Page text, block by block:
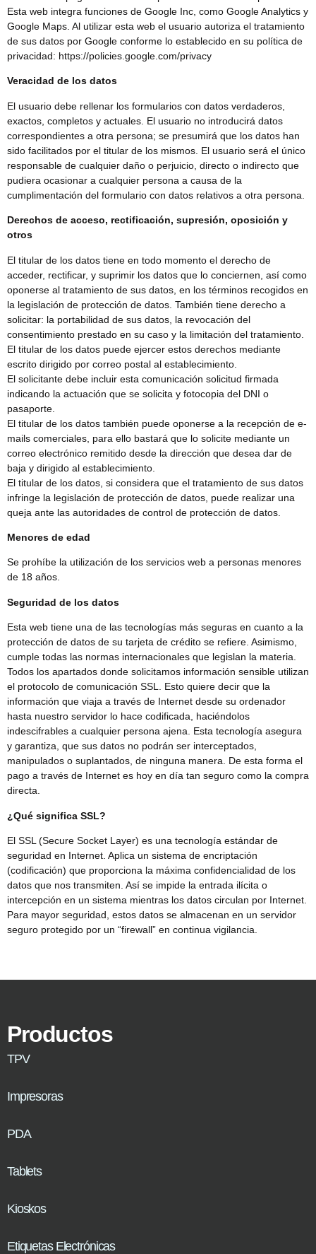
Esta web integra funciones de Google Inc, como Google Analytics y
Google Maps. Al utilizar esta web el usuario autoriza el tratamiento
de sus datos por Google conforme lo establecido en su política de
privacidad: https://policies.google.com/privacy
Veracidad de los datos
El usuario debe rellenar los formularios con datos verdaderos,
exactos, completos y actuales. El usuario no introducirá datos
correspondientes a otra persona; se presumirá que los datos han
sido facilitados por el titular de los mismos. El usuario será el único
responsable de cualquier daño o perjuicio, directo o indirecto que
pudiera ocasionar a cualquier persona a causa de la
cumplimentación del formulario con datos relativos a otra persona.
Derechos de acceso, rectificación, supresión, oposición y
otros
El titular de los datos tiene en todo momento el derecho de
acceder, rectificar, y suprimir los datos que lo conciernen, así como
oponerse al tratamiento de sus datos, en los términos recogidos en
la legislación de protección de datos. También tiene derecho a
solicitar: la portabilidad de sus datos, la revocación del
consentimiento prestado en su caso y la limitación del tratamiento.
El titular de los datos puede ejercer estos derechos mediante
escrito dirigido por correo postal al establecimiento.
El solicitante debe incluir esta comunicación solicitud firmada
indicando la actuación que se solicita y fotocopia del DNI o
pasaporte.
El titular de los datos también puede oponerse a la recepción de e-
mails comerciales, para ello bastará que lo solicite mediante un
correo electrónico remitido desde la dirección que desea dar de
baja y dirigido al establecimiento.
El titular de los datos, si considera que el tratamiento de sus datos
infringe la legislación de protección de datos, puede realizar una
queja ante las autoridades de control de protección de datos.
Menores de edad
Se prohíbe la utilización de los servicios web a personas menores
de 18 años.
Seguridad de los datos
Esta web tiene una de las tecnologías más seguras en cuanto a la
protección de datos de su tarjeta de crédito se refiere. Asimismo,
cumple todas las normas internacionales que legislan la materia.
Todos los apartados donde solicitamos información sensible utilizan
el protocolo de comunicación SSL. Esto quiere decir que la
información que viaja a través de Internet desde su ordenador
hasta nuestro servidor lo hace codificada, haciéndolos
indescifrables a cualquier persona ajena. Esta tecnología asegura
y garantiza, que sus datos no podrán ser interceptados,
manipulados o suplantados, de ninguna manera. De esta forma el
pago a través de Internet es hoy en día tan seguro como la compra
directa.
¿Qué significa SSL?
El SSL (Secure Socket Layer) es una tecnología estándar de
seguridad en Internet. Aplica un sistema de encriptación
(codificación) que proporciona la máxima confidencialidad de los
datos que nos transmiten. Así se impide la entrada ilícita o
intercepción en un sistema mientras los datos circulan por Internet.
Para mayor seguridad, estos datos se almacenan en un servidor
seguro protegido por un “firewall” en continua vigilancia.
Productos
TPV
Impresoras
PDA
Tablets
Kioskos
Etiquetas Electrónicas